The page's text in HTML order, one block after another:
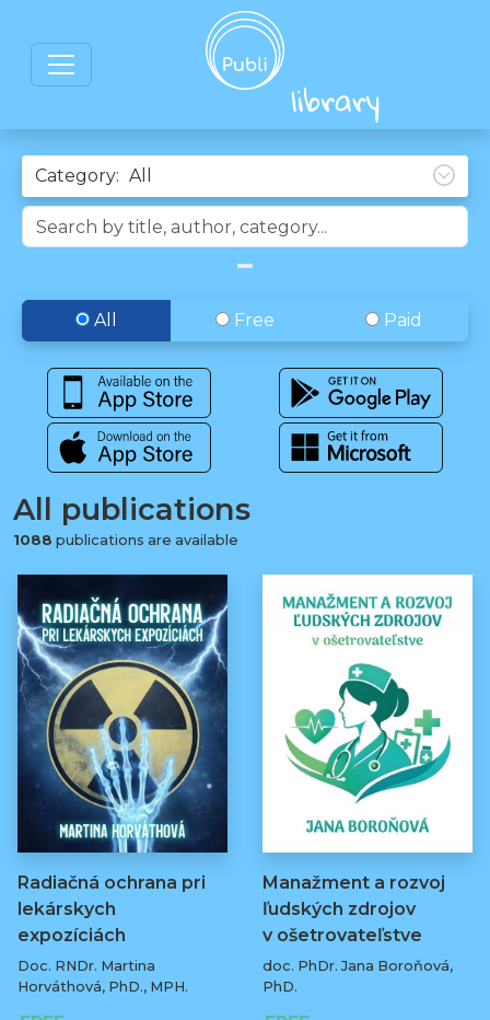
Category:
All Free Paid
All publications
1088 publications are available
Radiačná ochrana pri
lekárskych
expozíciách
Doc. RNDr. Martina
Horváthová, PhD., MPH.
Manažment a rozvoj
ľudských zdrojov
v ošetrovateľstve
doc. PhDr. Jana Boroňová,
PhD.